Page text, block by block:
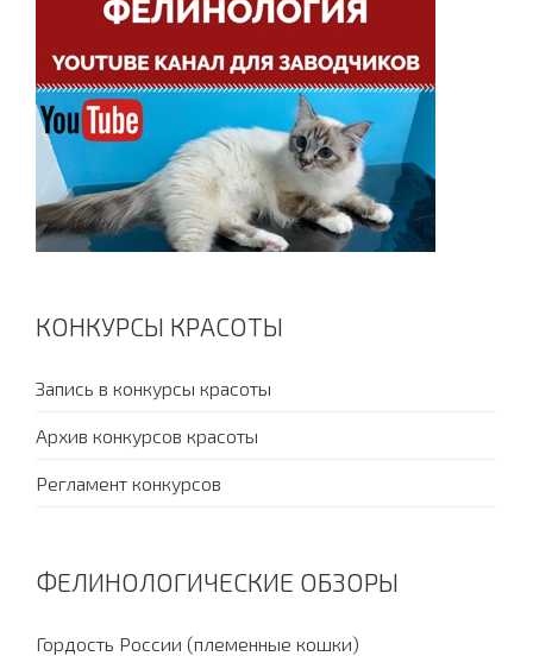
КОНКУРСЫ КРАСОТЫ
Запись в конкурсы красоты
Архив конкурсов красоты
Регламент конкурсов
ФЕЛИНОЛОГИЧЕСКИЕ ОБЗОРЫ
Гордость России (племенные кошки)